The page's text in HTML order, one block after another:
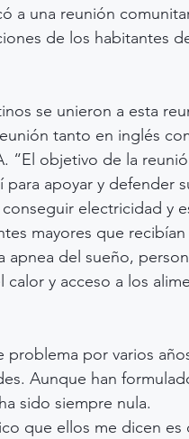
a una reunión
de los habitantes
se unieron a esta
tanto en inglés
“El objetivo de la
apoyar y defender
electricidad y
mayores que
apnea del sueño,
y acceso a los
por varios
Aunque han
sido siempre nula.
que ellos me dicen es